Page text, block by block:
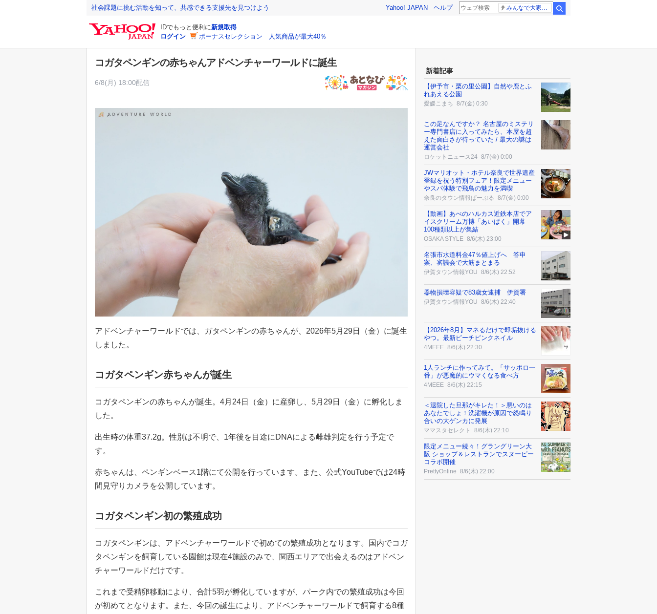
社会課題に挑む活動を知って、共感できる支援先を見つけよう Yahoo! JAPAN ヘルプ みんなで大家さん 2881億円
IDでもっと便利に新規取得
ログイン
ボーナスセレクション 人気商品が最大40％
コガタペンギンの赤ちゃんアドベンチャーワールドに誕生
6/8(月) 18:00配信
アドベンチャーワールドでは、ガタペンギンの赤ちゃんが、2026年5月29日（金）に誕生
しました。
コガタペンギン赤ちゃんが誕生
コガタペンギンの赤ちゃんが誕生。4月24日（金）に産卵し、5月29日（金）に孵化しま
した。
出生時の体重37.2g。性別は不明で、1年後を目途にDNAによる雌雄判定を行う予定で
す。
赤ちゃんは、ペンギンベース1階にて公開を行っています。また、公式YouTubeでは24時
間見守りカメラを公開しています。
コガタペンギン初の繁殖成功
コガタペンギンは、アドベンチャーワールドで初めての繁殖成功となります。国内でコガ
タペンギンを飼育している園館は現在4施設のみで、関西エリアで出会えるのはアドベン
チャーワールドだけです。
これまで受精卵移動により、合計5羽が孵化していますが、パーク内での繁殖成功は今回
が初めてとなります。また、今回の誕生により、アドベンチャーワールドで飼育する8種
新着記事
【伊予市・栗の里公園】自然や鹿とふ
れあえる公園
愛媛こまち 8/7(金) 0:30
この足なんですか？ 名古屋のミステリ
ー専門書店に入ってみたら、本屋を超
えた面白さが待っていた / 最大の謎は
運営会社
ロケットニュース24 8/7(金) 0:00
JWマリオット・ホテル奈良で世界遺産
登録を祝う特別フェア！限定メニュー
やスパ体験で飛鳥の魅力を満喫
奈良のタウン情報ぱーぷる 8/7(金) 0:00
【動画】あべのハルカス近鉄本店でア
イスクリーム万博「あいぱく」開幕
100種類以上が集結
OSAKA STYLE 8/6(木) 23:00
名張市水道料金47％値上げへ 答申
案、審議会で大筋まとまる
伊賀タウン情報YOU 8/6(木) 22:52
器物損壊容疑で83歳女逮捕 伊賀署
伊賀タウン情報YOU 8/6(木) 22:40
【2026年8月】マネるだけで即垢抜ける
やつ。最新ピーチピンクネイル
4MEEE 8/6(木) 22:30
1人ランチに作ってみて。「サッポロ一
番」が悪魔的にウマくなる食べ方
4MEEE 8/6(木) 22:15
＜退院した旦那がキレた！＞悪いのは
あなたでしょ！洗濯機が原因で怒鳴り
合いの大ゲンカに発展
ママスタセレクト 8/6(木) 22:10
限定メニュー続々！グラングリーン大
阪 ショップ＆レストランでスヌーピー
コラボ開催
PrettyOnline 8/6(木) 22:00